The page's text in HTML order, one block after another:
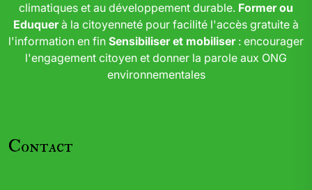
climatiques et au développement durable. Former ou
Eduquerà la citoyenneté pour facilité l'accès gratuite à
l'information en fin Sensibiliser et mobiliser: encourager
l'engagement citoyen et donner la parole aux ONG
environnementales
Contact